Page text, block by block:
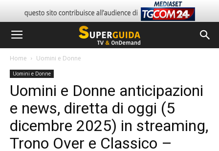
Home Uomini e Donne
Uomini e Donne
Uomini e Donne anticipazioni
e news, diretta di oggi (5
dicembre 2025) in streaming,
Trono Over e Classico –